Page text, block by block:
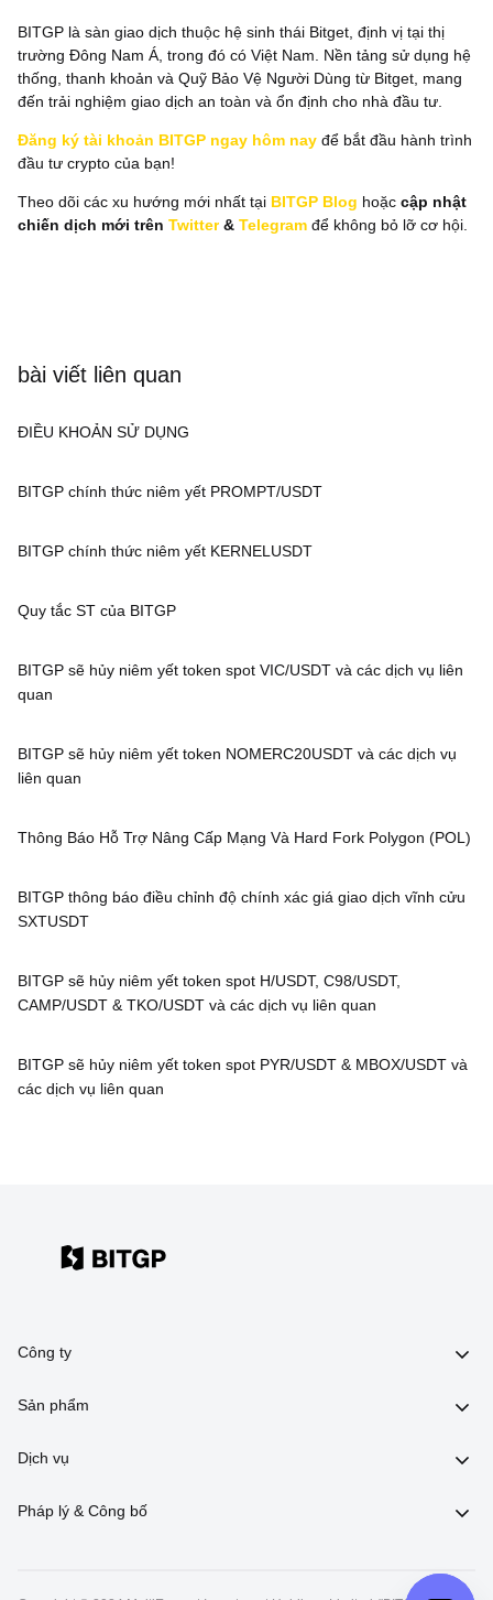
BITGP là sàn giao dịch thuộc hệ sinh thái Bitget, định vị tại thị
trường Đông Nam Á, trong đó có Việt Nam. Nền tảng sử dụng hệ
thống, thanh khoản và Quỹ Bảo Vệ Người Dùng từ Bitget, mang
đến trải nghiệm giao dịch an toàn và ổn định cho nhà đầu tư.
Đăng ký tài khoản BITGP ngay hôm nay để bắt đầu hành trình
đầu tư crypto của bạn!
Theo dõi các xu hướng mới nhất tại BITGP Blog hoặc cập nhật
chiến dịch mới trên Twitter & Telegram để không bỏ lỡ cơ hội.
bài viết liên quan
ĐIỀU KHOẢN SỬ DỤNG
BITGP chính thức niêm yết PROMPT/USDT
BITGP chính thức niêm yết KERNELUSDT
Quy tắc ST của BITGP
BITGP sẽ hủy niêm yết token spot VIC/USDT và các dịch vụ liên
quan
BITGP sẽ hủy niêm yết token NOMERC20USDT và các dịch vụ
liên quan
Thông Báo Hỗ Trợ Nâng Cấp Mạng Và Hard Fork Polygon (POL)
BITGP thông báo điều chỉnh độ chính xác giá giao dịch vĩnh cửu
SXTUSDT
BITGP sẽ hủy niêm yết token spot H/USDT, C98/USDT,
CAMP/USDT & TKO/USDT và các dịch vụ liên quan
BITGP sẽ hủy niêm yết token spot PYR/USDT & MBOX/USDT và
các dịch vụ liên quan
Công ty
Sản phẩm
Dịch vụ
Pháp lý & Công bố